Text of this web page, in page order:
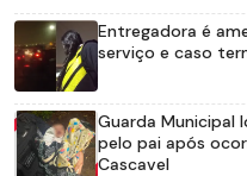
Entregadora é
serviço e caso
Guarda Municipal
pelo pai após
Cascavel